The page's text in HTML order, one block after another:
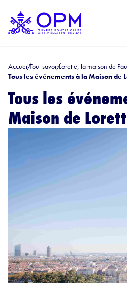
AccueilTout savoirLorette, la maison de
Tous les événements à la Maison de
Tous les
Maison de